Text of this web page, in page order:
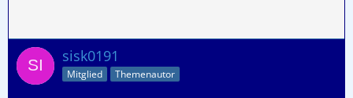
sisk0191
Mitglied Themenautor